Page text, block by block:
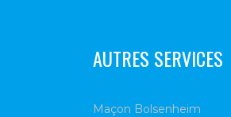
AUTRES SERVICES
Maçon Bolsenheim